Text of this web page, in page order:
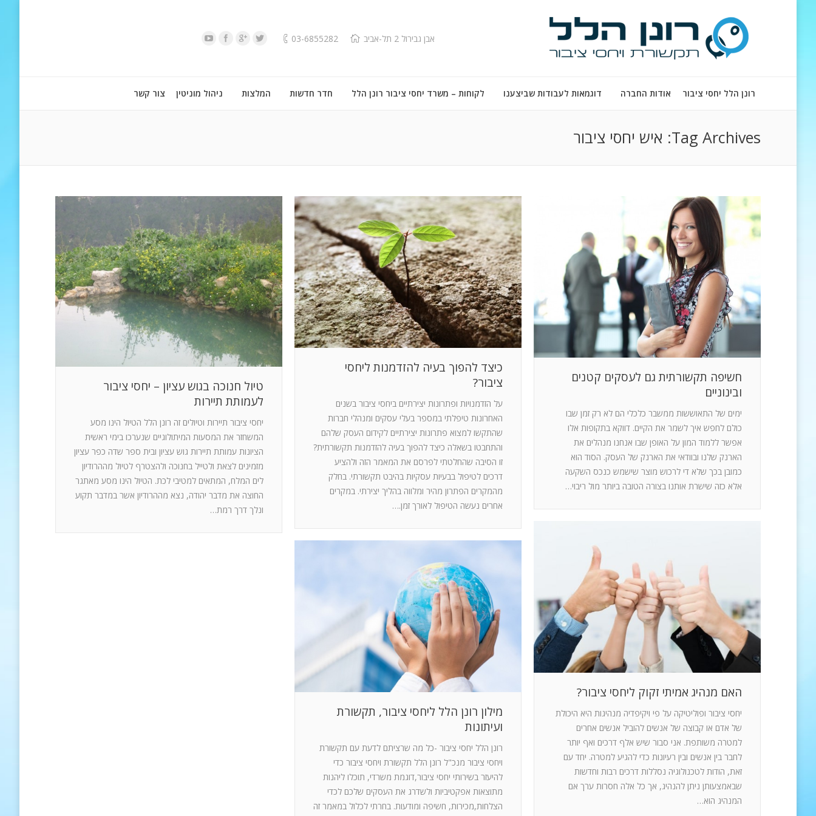
אבן גבירול 2 תל-אביב 03-6855282
רונן הלל יחסי ציבור אודות החברה דוגמאות לעבודות שביצענו לקוחות – משרד יחסי ציבור רונן הלל חדר חדשות המלצות ניהול מוניטין צור קשר
Tag Archives: איש יחסי ציבור
טיול חנוכה בגוש עציון – יחסי ציבור
לעמותת תיירות
יחסי ציבור תיירות וטיולים זה רונן הלל הטיול הינו מסע
המשחזר את המסעות המיתולוגיים שנערכו בימי ראשית
הציונות עמותת תיירות גוש עציון ובית ספר שדה כפר עציון
מזמינים לצאת ולטייל בחנוכה ולהצטרף לטיול מההרודיון
לים המלח, המתאים למטיבי לכת. הטיול הינו מסע מאתגר
החוצה את מדבר יהודה, נצא מההרודיון אשר במדבר תקוע
ונלך דרך רמת…
כיצד להפוך בעיה להזדמנות ליחסי
ציבור?
על הזדמנויות ופתרונות יצירתיים ביחסי ציבור בשנים
האחרונות טיפלתי במספר בעלי עסקים ומנהלי חברות
שהתקשו למצוא פתרונות יצירתיים לקידום העסק שלהם
והתחבטו בשאלה כיצד להפוך בעיה להזדמנות תקשורתית?
זו הסיבה שהחלטתי לפרסם את המאמר הזה ולהציע
דרכים לטיפול בבעיות עסקיות בהיבט תקשורתי. בחלק
מהמקרים הפתרון מהיר ומלווה בהליך יצירתי. במקרים
אחרים נעשה הטיפול לאורך זמן.…
חשיפה תקשורתית גם לעסקים קטנים
ובינוניים
ימים של התאוששות ממשבר כלכלי הם לא רק זמן שבו
כולם לחפש איך לשמר את הקיים. דווקא בתקופות אלו
אפשר ללמוד המון על האופן שבו אנחנו מנהלים את
הארנק שלנו ובוודאי את הארנק של העסק. הסוד הוא
כמובן בכך שלא די לרכוש מוצר שישמש כנכס השקעה
אלא כזה שישרת אותנו בצורה הטובה ביותר מול ריבוי…
האם מנהיג אמיתי זקוק ליחסי ציבור?
יחסי ציבור ופוליטיקה על פי ויקיפדיה מנהיגות היא היכולת
של אדם או קבוצה של אנשים להוביל אנשים אחרים
למטרה משותפת. אני סבור שיש אלף דרכים ואף יותר
לחבר בין אנשים ובין רעיונות כדי להגיע למטרה. יחד עם
זאת, הודות לטכנולוגיה נסללות דרכים רבות וחדשות
שבאמצעותן ניתן להנהיג, אך כל אלה חסרות ערך אם
המנהיג הוא…
מילון רונן הלל ליחסי ציבור, תקשורת
ועיתונות
רונן הלל יחסי ציבור -כל מה שרציתם לדעת עם תקשורת
ויחסי ציבור מנכ"ל רונן הלל תקשורת ויחסי ציבור כדי
להיעזר בשירותי יחסי ציבור,דוגמת משרדי, תוכלו ליהנות
מתוצאות אפקטיביות ולשדרג את העסקים שלכם לכדי
הצלחות,מכירות, חשיפה ומודעות. בחרתי לכלול במאמר זה